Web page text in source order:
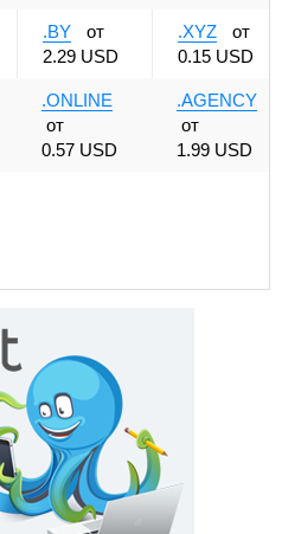
.BY
от
2.29 USD
.XYZ
от
0.15 USD
.ONLINE
от
0.57 USD
.AGENCY
от
1.99 USD